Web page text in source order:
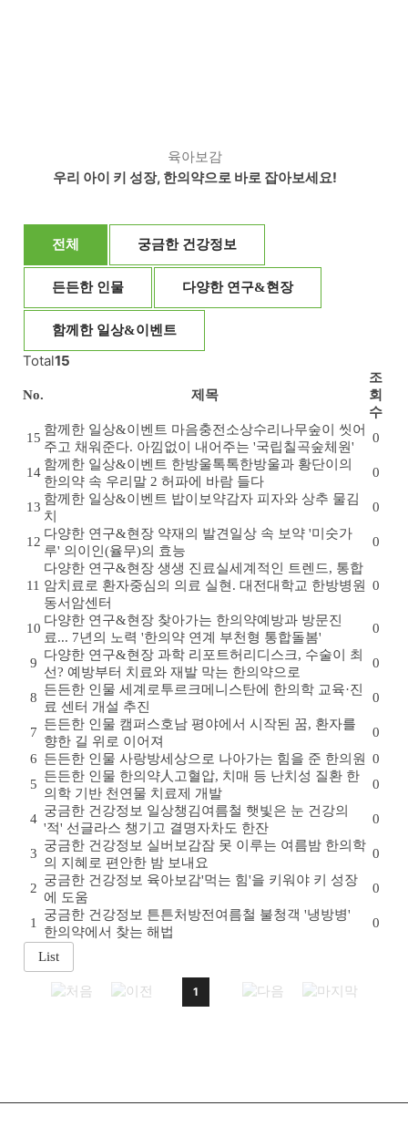
육아보감
우리 아이 키 성장, 한의약으로 바로 잡아보세요!
전체 궁금한 건강정보
든든한 인물 다양한 연구&현장
함께한 일상&이벤트
Total15
No. 제목
조
회
수
15
함께한 일상&이벤트 마음충전소상수리나무숲이 씻어
주고 채워준다. 아낌없이 내어주는 '국립칠곡숲체원'
0
14
함께한 일상&이벤트 한방울톡톡한방울과 황단이의
한의약 속 우리말 2 허파에 바람 들다
0
13
함께한 일상&이벤트 밥이보약감자 피자와 상추 물김
치
0
12
다양한 연구&현장 약재의 발견 일상 속 보약 '미숫가
루' 의이인(율무)의 효능
0
11
다양한 연구&현장 생생 진료실세계적인 트렌드, 통합
암치료로 환자중심의 의료 실현. 대전대학교 한방병원
동서암센터
0
10
다양한 연구&현장 찾아가는 한의약예방과 방문진
료... 7년의 노력 '한의약 연계 부천형 통합돌봄'
0
9
다양한 연구&현장 과학 리포트허리디스크, 수술이 최
선? 예방부터 치료와 재발 막는 한의약으로
0
8
든든한 인물 세계로투르크메니스탄에 한의학 교육·진
료 센터 개설 추진
0
7
든든한 인물 캠퍼스호남 평야에서 시작된 꿈, 환자를
향한 길 위로 이어져
0
6 든든한 인물 사랑방세상으로 나아가는 힘을 준 한의원
0
5
든든한 인물 한의약人 고혈압, 치매 등 난치성 질환 한
의학 기반 천연물 치료제 개발
0
4
궁금한 건강정보 일상챙김여름철 햇빛은 눈 건강의
'적' 선글라스 챙기고 결명자차도 한잔
0
3
궁금한 건강정보 실버보감잠 못 이루는 여름밤 한의학
의 지혜로 편안한 밤 보내요
0
2
궁금한 건강정보 육아보감'먹는 힘'을 키워야 키 성장
에 도움
0
1
궁금한 건강정보 튼튼처방전 여름철 불청객 '냉방병'
한의약에서 찾는 해법
0
1